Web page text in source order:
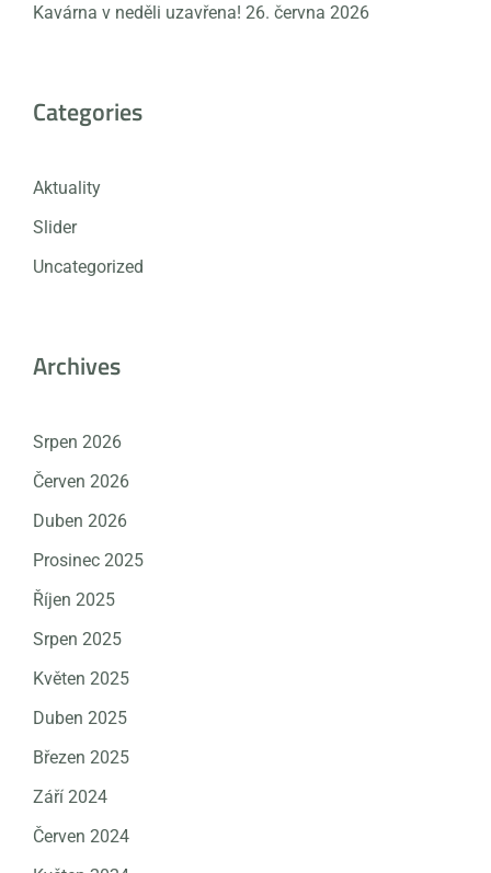
Kavárna v neděli uzavřena! 26. června 2026
Categories
Aktuality
Slider
Uncategorized
Archives
Srpen 2026
Červen 2026
Duben 2026
Prosinec 2025
Říjen 2025
Srpen 2025
Květen 2025
Duben 2025
Březen 2025
Září 2024
Červen 2024